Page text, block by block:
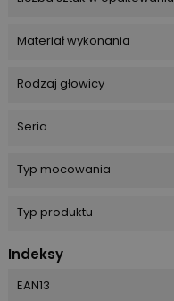
Materiał wykonania
Rodzaj głowicy
Seria
Typ mocowania
Typ produktu
Indeksy
EAN13